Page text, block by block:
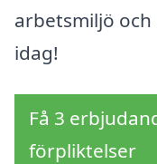
arbetsmiljö
idag!
Få 3
förpliktelser